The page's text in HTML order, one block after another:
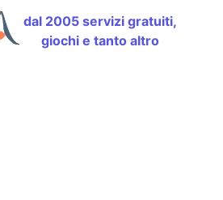
dal 2005 servizi gratuiti,
giochi e tanto altro